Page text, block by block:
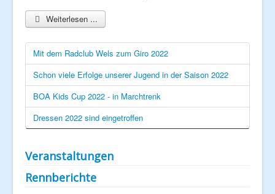
Weiterlesen ...
Mit dem Radclub Wels zum Giro 2022
Schon viele Erfolge unserer Jugend in der Saison 2022
BOA Kids Cup 2022 - in Marchtrenk
Dressen 2022 sind eingetroffen
Veranstaltungen
Rennberichte